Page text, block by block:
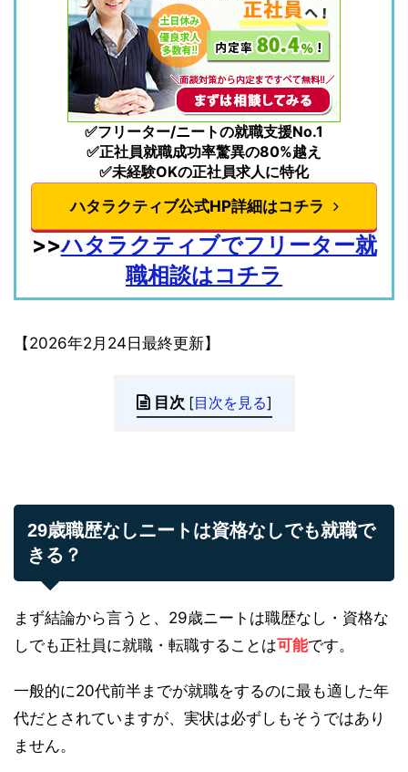
✅フリーター/ニートの就職支援No.1
✅正社員就職成功率驚異の80%越え
✅未経験OKの正社員求人に特化
ハタラクティブ公式HP詳細はコチラ
>>ハタラクティブでフリーター就
職相談はコチラ
【2026年2月24日最終更新】
目次 [目次を見る]
29歳職歴なしニートは資格なしでも就職で
きる？
まず結論から言うと、29歳ニートは職歴なし・資格な
しでも正社員に就職・転職することは可能です。
一般的に20代前半までが就職をするのに最も適した年
代だとされていますが、実状は必ずしもそうではあり
ません。